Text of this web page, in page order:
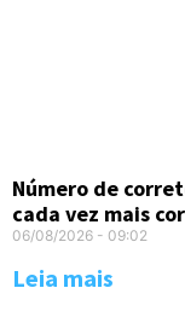
Número de
cada vez mais
06/08/2026 09:02
Leia mais